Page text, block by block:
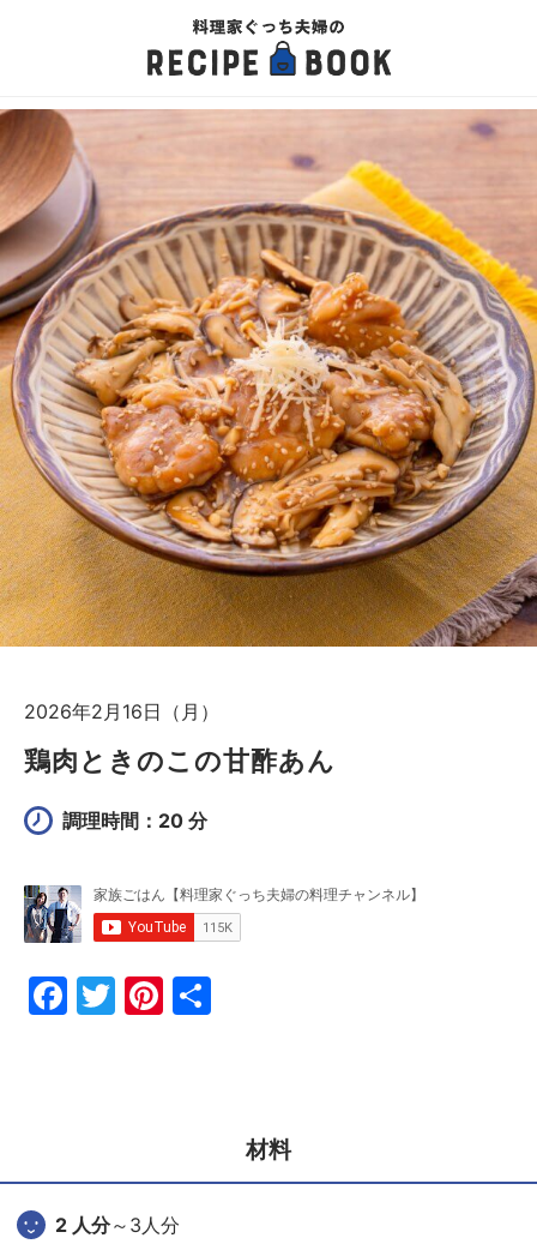
2026年2月16日（月）
鶏肉ときのこの甘酢あん
調理時間：20 分
F
o
o
T
Pi
材料
2 人分～3人分